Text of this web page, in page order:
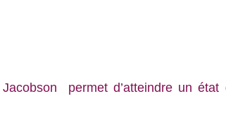
permet d’atteindre un